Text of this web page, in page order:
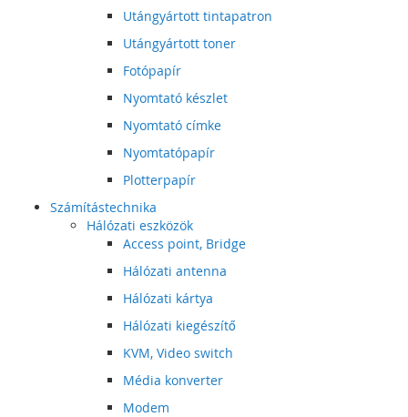
Utángyártott tintapatron
Utángyártott toner
Fotópapír
Nyomtató készlet
Nyomtató címke
Nyomtatópapír
Plotterpapír
Számítástechnika
Hálózati eszközök
Access point, Bridge
Hálózati antenna
Hálózati kártya
Hálózati kiegészítő
KVM, Video switch
Média konverter
Modem